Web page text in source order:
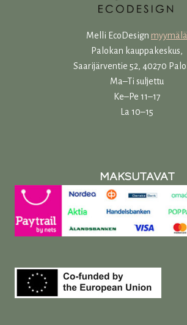
Melli EcoDesign myymälä
Palokan kauppakeskus,
Saarijärventie 52, 40270
Ma–Ti suljettu
Ke–Pe 11–17
La 10–15
MAKSUTAVAT